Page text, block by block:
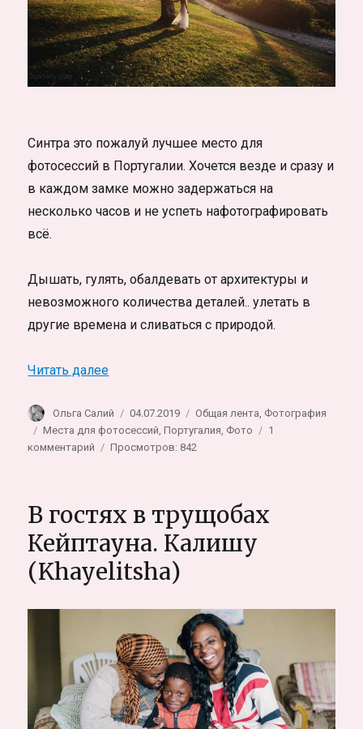
Синтра это пожалуй лучшее место для
фотосессий в Португалии. Хочется везде и сразу и
в каждом замке можно задержаться на
несколько часов и не успеть нафотографировать
всё.
Дышать, гулять, обалдевать от архитектуры и
невозможного количества деталей.. улетать в
другие времена и сливаться с природой.
Читать далее«Синтра, Португалия. Дворец Монсеррат
Автор
Ольга Салий Опубликовано
04.07.2019 Рубрики
Общая лента, Фотография
Метки
Места для фотосессий,Португалия, Фото
1
комментарий
Дворец
и
сказочная
фотосессия
Просмотров: 842
В гостях в трущобах
Кейптауна. Калишу
(Khayelitsha)